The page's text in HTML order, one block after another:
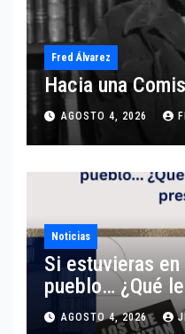
Fred Álvarez
Hacia una
AGOSTO 4, 2026
Noticias
Si estuvieras
pueblo… ¿Qué
presidenta?
AGOSTO 4, 2026